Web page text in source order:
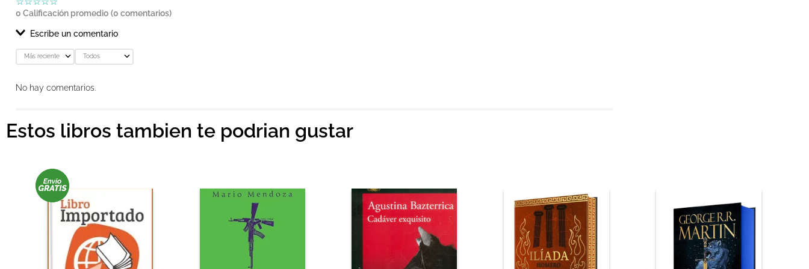
0 Calificación promedio (0 comentarios)
Escribe un comentario
Agregar comentario
★★★
Tu nombre
Dirección de email
Más reciente Todos
No hay comentarios.
Estos libros tambien te podrian gustar